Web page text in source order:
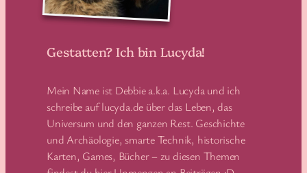
Gestatten? Ich bin Lucyda!
Mein Name ist Debbie a.k.a. Lucyda und ich
schreibe auf lucyda.de über das Leben, das
Universum und den ganzen Rest. Geschichte
und Archäologie, smarte Technik, historische
Karten, Games, Bücher – zu diesen Themen